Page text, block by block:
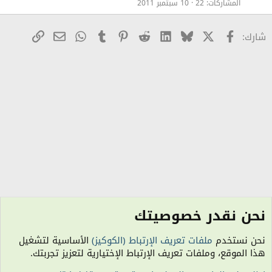
المشاركات 22 10 سبتمبر 2011
شارك: Facebook
X
Bluesky
LinkedIn
Reddit
Pinterest
Tumblr
WhatsApp
البريدرابط
الزينة والعناية بالجسم والبشرة والشعر
الكوكيز
نحن نقدر خصوصيتك
نحن نستخدم ملفات تعريف الإرتباط (الكوكيز) الأساسية لتشغيل
هذا الموقع، وملفات تعريف الإرتباط الإختيارية لتعزيز تجربتك.